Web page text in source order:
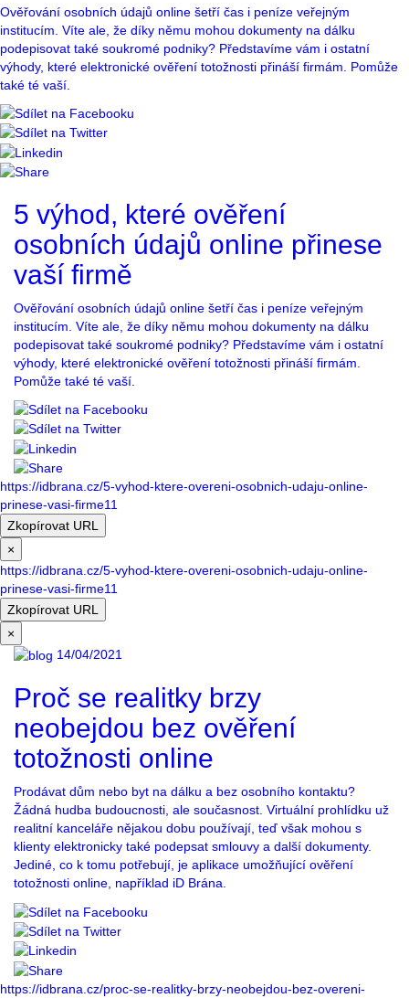
Ověřování osobních údajů online šetří čas i peníze veřejným
institucím. Víte ale, že díky němu mohou dokumenty na dálku
podepisovat také soukromé podniky? Představíme vám i ostatní
výhody, které elektronické ověření totožnosti přináší firmám. Pomůže
také té vaší
5 výhod, které ověření
osobních údajů online přinese
vaší firmě
Ověřování osobních údajů online šetří čas i peníze veřejným
institucím. Víte ale, že díky němu mohou dokumenty na dálku
podepisovat také soukromé podniky? Představíme vám i ostatní
výhody, které elektronické ověření totožnosti přináší firmám.
Pomůže také té vaší
https://idbrana.cz/5-vyhod-ktere-overeni-osobnich-udaju-online-
prinese-vasi-firme11
Zkopírovat URL
×
https://idbrana.cz/5-vyhod-ktere-overeni-osobnich-udaju-online-
prinese-vasi-firme11
Zkopírovat URL
×
14/04/2021
Proč se realitky brzy
neobejdou bez ověření
totožnosti online
Prodávat dům nebo byt na dálku a bez osobního kontaktu?
Žádná hudba budoucnosti, ale současnost. Virtuální prohlídku už
realitní kanceláře nějakou dobu používají, teď však mohou s
klienty elektronicky také podepsat smlouvy a další dokumenty.
Jediné, co k tomu potřebují, je aplikace umožňující ověření
totožnosti online, například iD Brána.
https://idbrana.cz/proc-se-realitky-brzy-neobejdou-bez-overeni-